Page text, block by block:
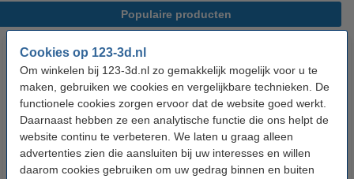
Cookies op 123-3d.nl
Om winkelen bij 123-3d.nl zo gemakkelijk mogelijk voor u te
maken, gebruiken we cookies en vergelijkbare technieken. De
functionele cookies zorgen ervoor dat de website goed werkt.
Daarnaast hebben ze een analytische functie die ons helpt de
website continu te verbeteren. We laten u graag alleen
advertenties zien die aansluiten bij uw interesses en willen
daarom cookies gebruiken om uw gedrag binnen en buiten
Populaire producten
Heated bed klemmen (set van 4) Hotend reinigingsborstel (koper)